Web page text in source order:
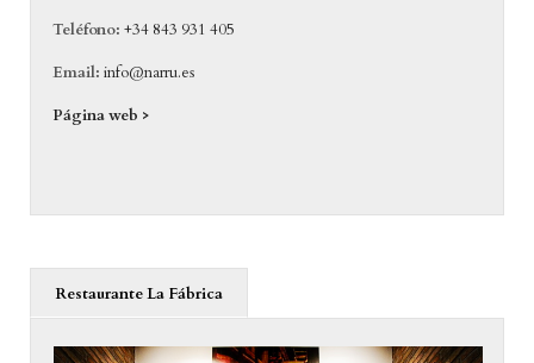
Teléfono:+34 843 931 405
Email: info@narru.es
Página web >
Restaurante La Fábrica